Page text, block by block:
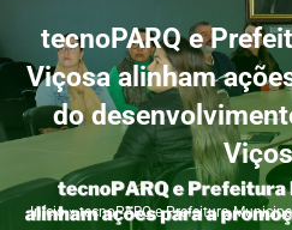
tecnoPARQ e
Viçosa alinham
do
Início»tecnoPARQ e Prefeitura